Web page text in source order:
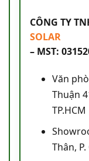
CÔNG TY
SOLAR
– MST:
Văn
Thuận
TP.HCM
Thân,